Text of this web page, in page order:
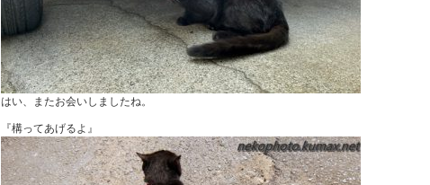
はい、またお会いしましたね。
『構ってあげるよ』